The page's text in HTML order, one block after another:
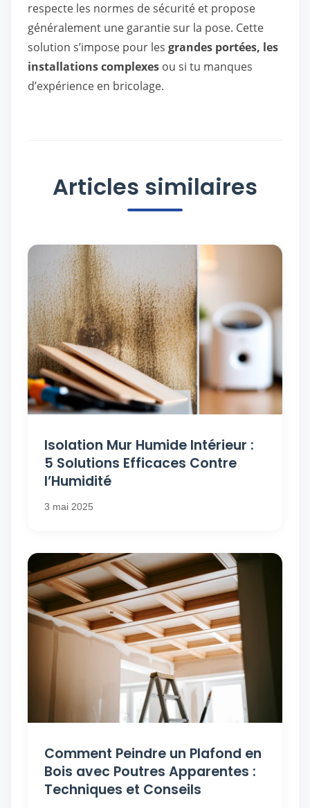
respecte les normes de sécurité et propose
généralement une garantie sur la pose. Cette
solution s’impose pour les grandes portées, les
installations complexes ou si tu manques
d’expérience en bricolage.
Articles similaires
Isolation Mur Humide Intérieur :
5 Solutions Efficaces Contre
l’Humidité
3 mai 2025
Comment Peindre un Plafond en
Bois avec Poutres Apparentes :
Techniques et Conseils